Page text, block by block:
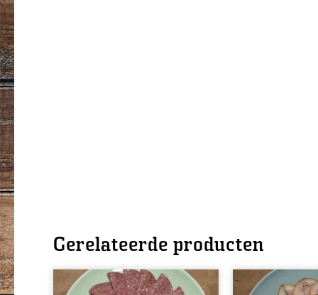
Gerelateerde producten